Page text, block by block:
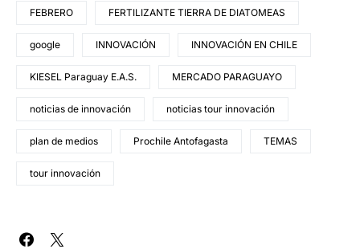
FEBRERO FERTILIZANTE TIERRA DE DIATOMEAS
google INNOVACIÓN INNOVACIÓN EN CHILE
KIESEL Paraguay E.A.S. MERCADO PARAGUAYO
noticias de innovación noticias tour innovación
plan de medios Prochile Antofagasta TEMAS
tour innovación